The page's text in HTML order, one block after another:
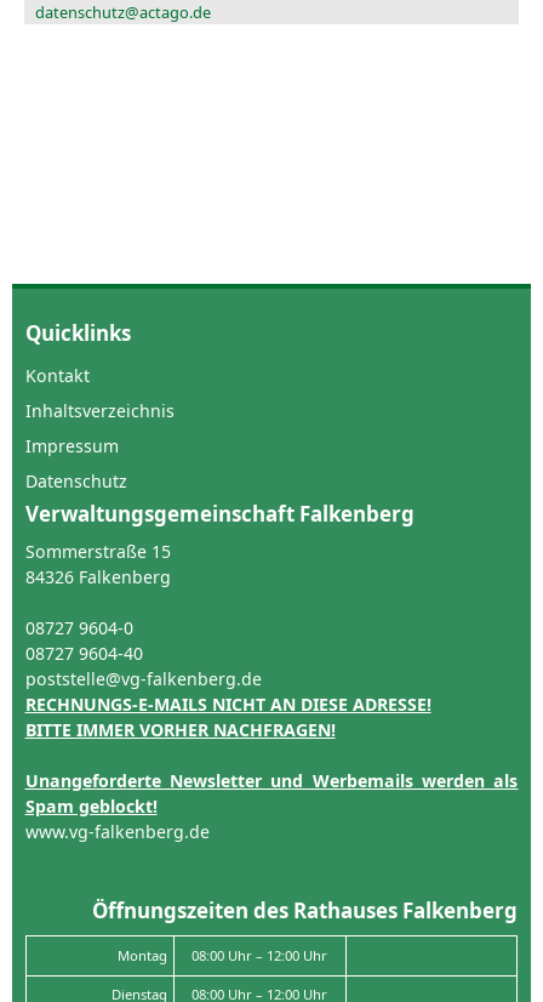
datenschutz@actago.de
Quicklinks
Kontakt
Inhaltsverzeichnis
Impressum
Datenschutz
Verwaltungsgemeinschaft Falkenberg
Sommerstraße 15
84326 Falkenberg
08727 9604-0
08727 9604-40
poststelle@vg-falkenberg.de
RECHNUNGS-E-MAILS NICHT AN DIESE ADRESSE!
BITTE IMMER VORHER NACHFRAGEN!
Unangeforderte Newsletter und Werbemails werden als
Spam geblockt!
www.vg-falkenberg.de
Öffnungszeiten des Rathauses Falkenberg
Montag 08:00 Uhr – 12:00 Uhr
Dienstag 08:00 Uhr – 12:00 Uhr